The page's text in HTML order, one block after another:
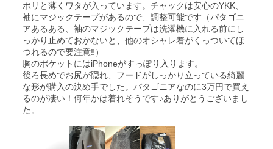
ポリと薄くワタが入っています。チャックは安心のYKK、
袖にマジックテープがあるので、調整可能です（パタゴニ
アあるある、袖のマジックテープは洗濯機に入れる前にし
っかり止めておかないと、他のオシャレ着がくっついてほ
つれるので要注意‼︎）
胸のポケットにはiPhoneがすっぽり入ります。
後ろ長めでお尻が隠れ、フードがしっかり立っている綺麗
な形が購入の決め手でした。パタゴニアなのに3万円で買え
るのが凄い！何年かは着れそうです♪ありがとうございまし
た。